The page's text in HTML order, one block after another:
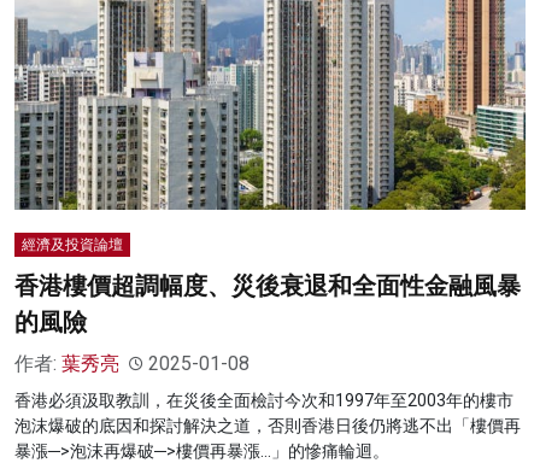
經濟及投資論壇
香港樓價超調幅度、災後衰退和全面性金融風暴
的風險
作者: 葉秀亮 2025-01-08
香港必須汲取教訓，在災後全面檢討今次和1997年至2003年的樓市
泡沫爆破的底因和探討解決之道，否則香港日後仍將逃不出「樓價再
暴漲─>泡沫再爆破─>樓價再暴漲…」的慘痛輪迴。